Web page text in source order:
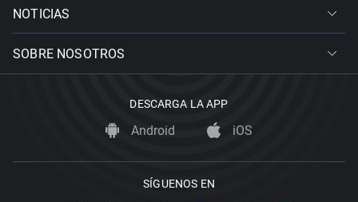
NOTICIAS
SOBRE NOSOTROS
DESCARGA LA APP
Android iOS
SÍGUENOS EN